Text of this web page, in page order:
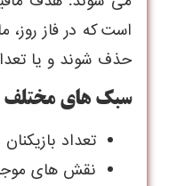
است که در فاز روز،
حذف شوند و یا
سبک های مختلف
تعداد بازیکنان
نقش های